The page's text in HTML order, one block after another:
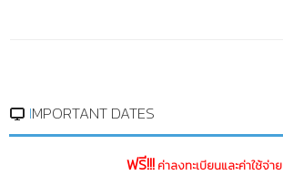
IMPORTANT DATES
ฟรี!!!ค่าลงทะเบียนและค่าใช้จ่าย